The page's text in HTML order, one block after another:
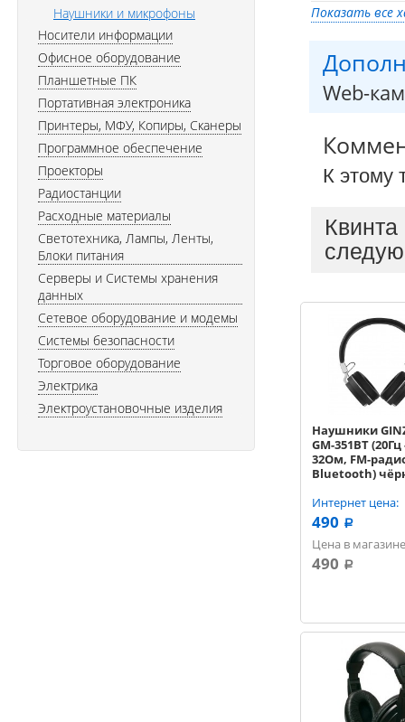
Показать все
Web-
К этому
Наушники
GM-351BT
32Ом, FM-
Bluetooth)
Интернет цена:
490 a
Цена в
490 a
Наушники и микрофоны
Носители информации
Офисное оборудование
Планшетные ПК
Портативная электроника
Принтеры, МФУ, Копиры, Сканеры
Программное обеспечение
Проекторы
Радиостанции
Расходные материалы
Светотехника, Лампы, Ленты,
Блоки питания
Серверы и Системы хранения
данных
Сетевое оборудование и модемы
Системы безопасности
Торговое оборудование
Электрика
Электроустановочные изделия